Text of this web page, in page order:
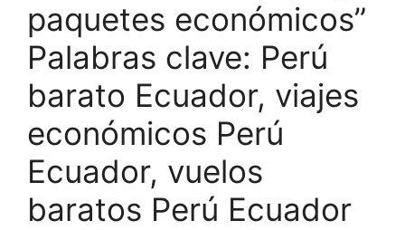
paquetes económicos”
Palabras clave: Perú
barato Ecuador, viajes
económicos Perú
Ecuador, vuelos
baratos Perú Ecuador